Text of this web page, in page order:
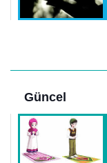
Güncel